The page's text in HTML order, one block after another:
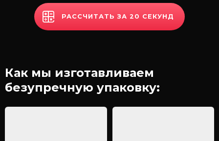
РАССЧИТАТЬ ЗА 20 СЕКУНД
Как мы изготавливаем
безупречную упаковку: